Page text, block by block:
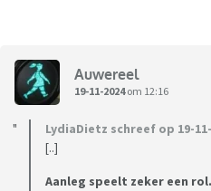
Auwereel
19-11-2024om 12:16
LydiaDietz schreef op 19-11-
[..]
Aanleg speelt zeker een